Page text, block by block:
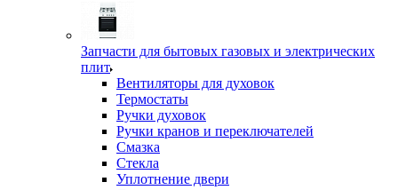
Запчасти для бытовых газовых и электрических
плит
Вентиляторы для духовок
Термостаты
Ручки духовок
Ручки кранов и переключателей
Смазка
Стекла
Уплотнение двери